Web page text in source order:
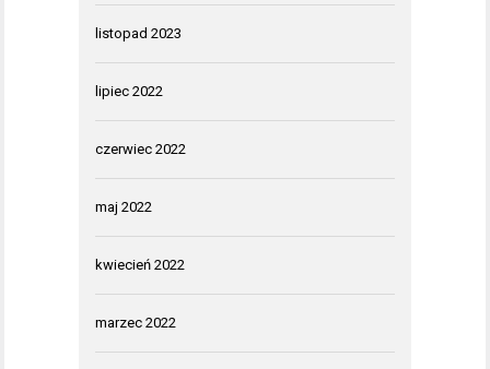
listopad 2023
lipiec 2022
czerwiec 2022
maj 2022
kwiecień 2022
marzec 2022